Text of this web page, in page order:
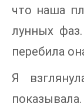
что наша
лунных
перебила
Я